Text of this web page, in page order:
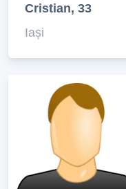
Cristian, 33
Iași